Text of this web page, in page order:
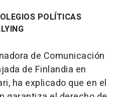
POLÍTICAS
de Comunicación
de Finlandia en
ha explicado que en el